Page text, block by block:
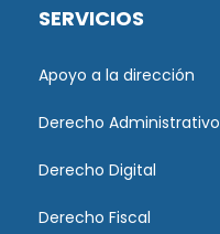
SERVICIOS
Apoyo a la dirección
Derecho Administrativo
Derecho Digital
Derecho Fiscal